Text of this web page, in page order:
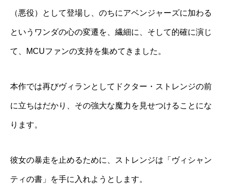
（悪役）として登場し、のちにアベンジャーズに加わる
というワンダの心の変遷を、繊細に、そして的確に演じ
て、MCUファンの支持を集めてきました。
本作では再びヴィランとしてドクター・ストレンジの前
に立ちはだかり、その強大な魔力を見せつけることにな
ります。
彼女の暴走を止めるために、ストレンジは「ヴィシャン
ティの書」を手に入れようとします。